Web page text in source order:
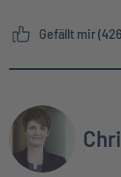
Gefällt mir